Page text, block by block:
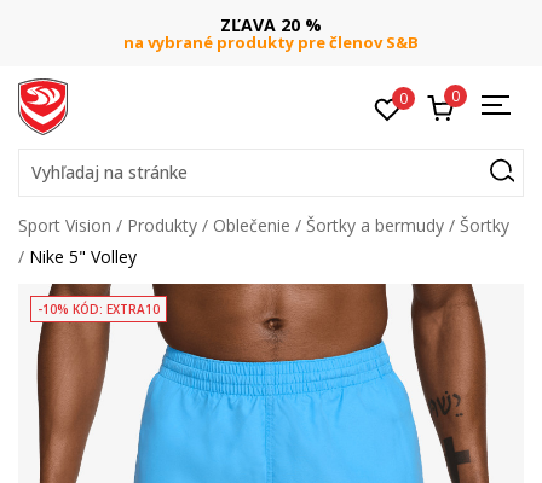
ZĽAVA 20 %
na vybrané produkty pre členov S&B
0 0
Vyhľadaj na stránke
Sport Vision Produkty Oblečenie Šortky a bermudy
Šortky
Nike 5" Volley
-10% KÓD: EXTRA10